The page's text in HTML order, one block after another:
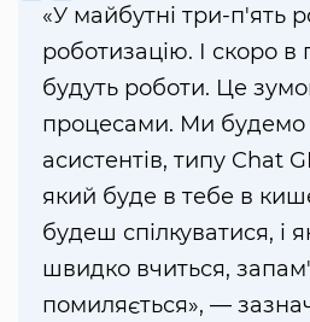
«У майбутні три-п'ять
роботизацію. І скоро в
будуть роботи. Це
процесами. Ми
асистентів, типу Chat
який буде в тебе в
будеш спілкуватися, і
швидко вчиться,
помиляється», —